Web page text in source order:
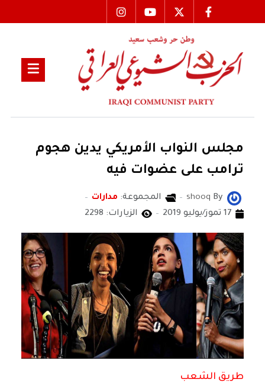
مجلس النواب الأمريكي يدين هجوم
ترامب على عضوات فيه
By
shooq المجموعة: مدارات
17 تموز/يوليو 2019
الزيارات: 2298
طريق الشعب